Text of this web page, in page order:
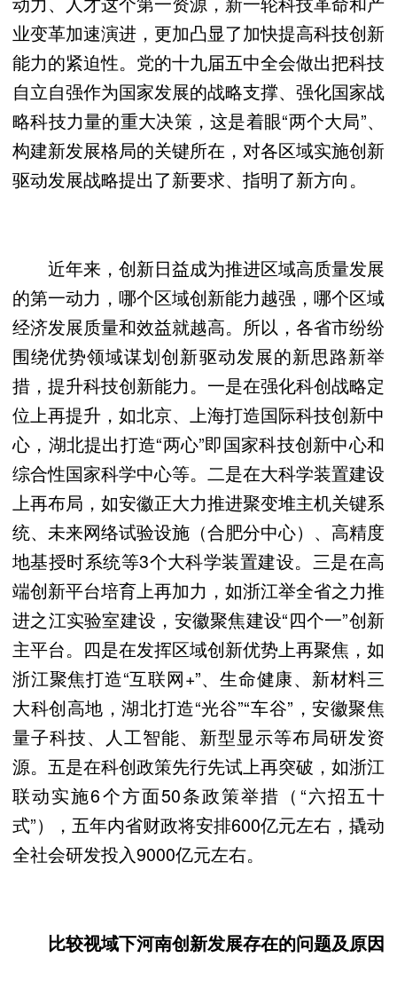
业变革加速演进，更加凸显了加快提高科技创新
能力的紧迫性。党的十九届五中全会做出把科技
自立自强作为国家发展的战略支撑、强化国家战
略科技力量的重大决策，这是着眼“两个大局”、
构建新发展格局的关键所在，对各区域实施创新
驱动发展战略提出了新要求、指明了新方向。
近年来，创新日益成为推进区域高质量发展
的第一动力，哪个区域创新能力越强，哪个区域
经济发展质量和效益就越高。所以，各省市纷纷
围绕优势领域谋划创新驱动发展的新思路新举
措，提升科技创新能力。一是在强化科创战略定
位上再提升，如北京、上海打造国际科技创新中
心，湖北提出打造“两心”即国家科技创新中心和
综合性国家科学中心等。二是在大科学装置建设
上再布局，如安徽正大力推进聚变堆主机关键系
统、未来网络试验设施（合肥分中心）、高精度
地基授时系统等3个大科学装置建设。三是在高
端创新平台培育上再加力，如浙江举全省之力推
进之江实验室建设，安徽聚焦建设“四个一”创新
主平台。四是在发挥区域创新优势上再聚焦，如
浙江聚焦打造“互联网+”、生命健康、新材料三
大科创高地，湖北打造“光谷”“车谷”，安徽聚焦
量子科技、人工智能、新型显示等布局研发资
源。五是在科创政策先行先试上再突破，如浙江
联动实施6个方面50条政策举措（“六招五十
式”），五年内省财政将安排600亿元左右，撬动
全社会研发投入9000亿元左右。
比较视域下河南创新发展存在的问题及原因